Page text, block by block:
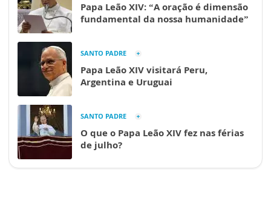
Papa Leão XIV: “A oração é dimensão
fundamental da nossa humanidade”
SANTO PADRE
Papa Leão XIV visitará Peru,
Argentina e Uruguai
SANTO PADRE
O que o Papa Leão XIV fez nas férias
de julho?